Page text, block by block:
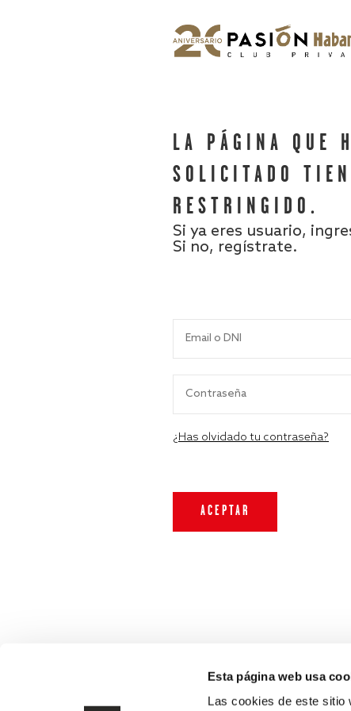
Esta página web usa
Las cookies de este sitio
LA PÁGINA QUE
SOLICITADO
RESTRINGIDO.
Si ya eres usuario,
Si no, regístrate.
¿Has olvidado tu contraseña?